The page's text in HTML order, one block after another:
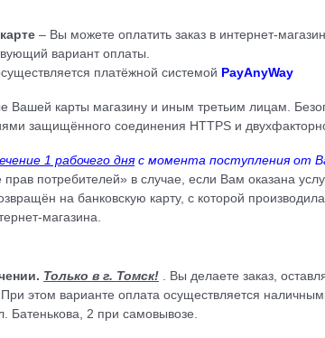
– Вы можете оплатить заказ в интернет-
вариант оплаты.
платёжной системой PayAnyWay
Вашей карты магазину и иным третьим лицам.
защищённого соединения HTTPS и
1 рабочего дняс момента поступления от
потребителей» в случае, если Вам оказана
на банковскую карту, с которой
магазина.
Только в г. Томск! . Вы делаете заказ,
этом варианте оплата осуществляется
Батенькова, 2 при самовывозе.